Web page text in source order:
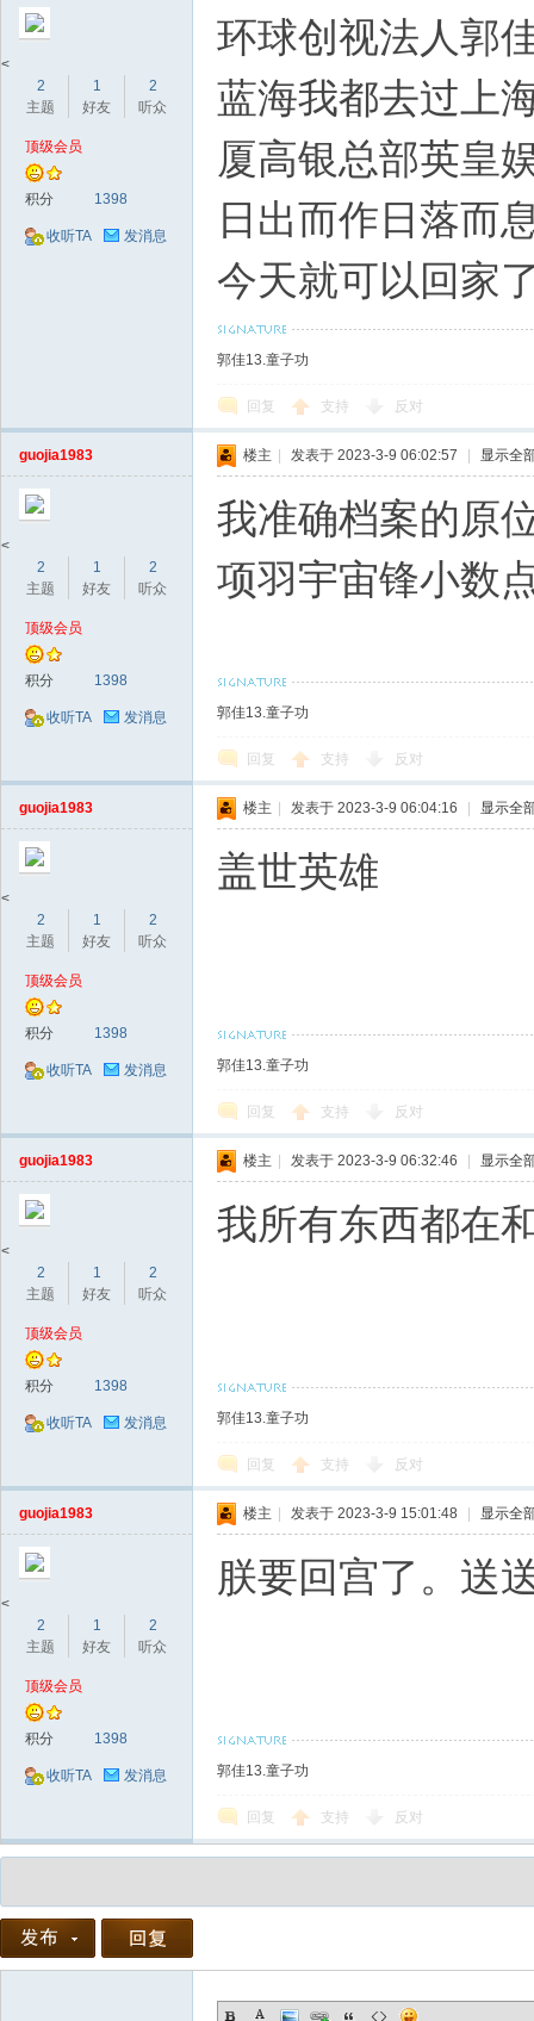
<
2
主题
1
好友
2
听众
顶级会员
积分 1398
收听TA 发消息
环球创视法人郭
蓝海我都去过上
厦高银总部英皇
日出而作日落而
今天就可以回家
郭佳13.童子功
回复 支持 反对
guojia1983
<
2
主题
1
好友
2
听众
顶级会员
积分 1398
收听TA 发消息
楼主 发表于 2023-3-9 06:02:57 显示全
我准确档案的原
项羽宇宙锋小数
郭佳13.童子功
回复 支持 反对
guojia1983
<
2
主题
1
好友
2
听众
顶级会员
积分 1398
收听TA 发消息
楼主 发表于 2023-3-9 06:04:16 显示全
盖世英雄
郭佳13.童子功
回复 支持 反对
guojia1983
<
2
主题
1
好友
2
听众
顶级会员
积分 1398
收听TA 发消息
楼主 发表于 2023-3-9 06:32:46 显示全
我所有东西都在
郭佳13.童子功
回复 支持 反对
guojia1983
<
2
主题
1
好友
2
听众
顶级会员
积分 1398
收听TA 发消息
楼主 发表于 2023-3-9 15:01:48 显示全
朕要回宫了。送
郭佳13.童子功
回复 支持 反对